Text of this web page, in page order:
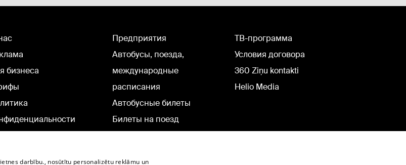
бизнеса
Предприятия
Автобусы, поезда,
международные
расписания
Автобусные билеты
Билеты на поезд
TВ-программа
Условия договора
360 Ziņu kontakti
Helio Media
darbību., nosūtītu personalizētu reklāmu un